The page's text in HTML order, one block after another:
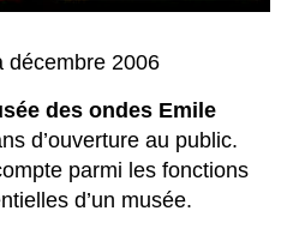
décembre 2006
des ondes Emile
d’ouverture au public.
parmi les fonctions
d’un musée.